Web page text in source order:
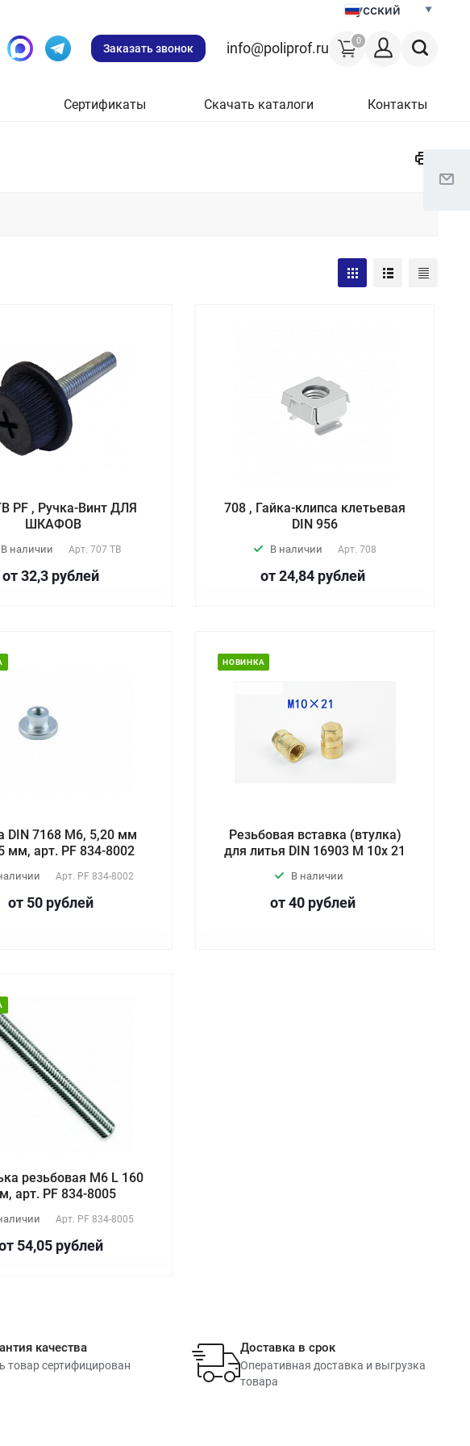
Русский
0
Заказать звонок info@poliprof.ru
Сертификаты Скачать каталоги Контакты
PF , Ручка-Винт ДЛЯ
ШКАФОВ
В наличии Арт.707 TB
от 32,3 рублей
708 , Гайка-клипса клетьевая
DIN 956
В наличии Арт. 708
от 24,84 рублей
DIN 7168 М6, 5,20 мм
мм, арт. PF 834-8002
Арт. PF 834-8002
от 50 рублей
НОВИНКА
Резьбовая вставка (втулка)
для литья DIN 16903 М 10х 21
В наличии
от 40 рублей
резьбовая М6 L 160
арт. PF 834-8005
Арт. PF 834-8005
54,05 рублей
качества
товар сертифицирован
Доставка в срок
Оперативная доставка и выгрузка
товара